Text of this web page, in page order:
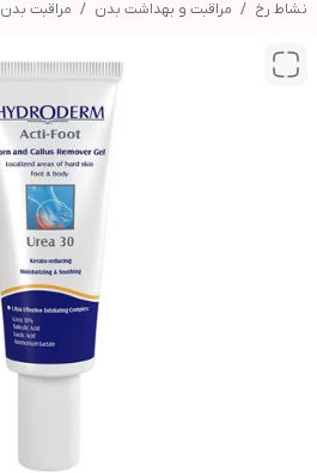
نشاط رخ مراقبت و بهداشت بدن مراقبت بدن